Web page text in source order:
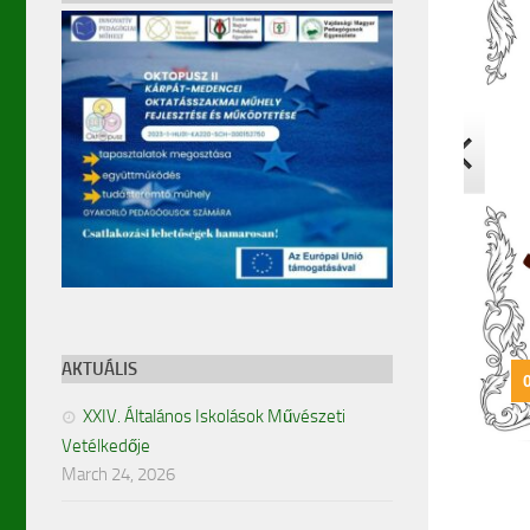
AKTUÁLIS
XXIV. Általános Iskolások Művészeti
Vetélkedője
March 24, 2026